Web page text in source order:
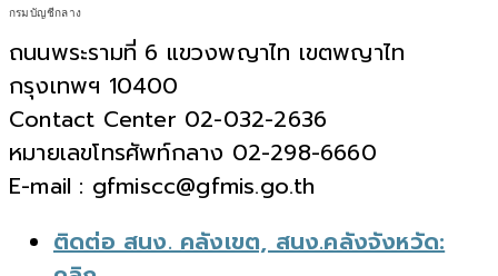
กรมบัญชีกลาง
ถนนพระรามที่ 6 แขวงพญาไท เขตพญาไท
กรุงเทพฯ 10400
Contact Center 02-032-2636
หมายเลขโทรศัพท์กลาง 02-298-6660
E-mail : gfmiscc@gfmis.go.th
ติดต่อ สนง. คลังเขต, สนง.คลังจังหวัด: